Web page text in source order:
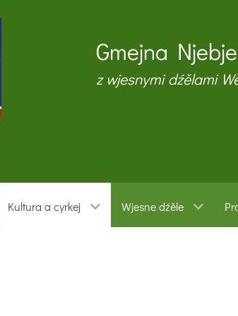
Gmejna
z wjesnymi dźělami
Kultura a cyrkej Wjesne dźěle